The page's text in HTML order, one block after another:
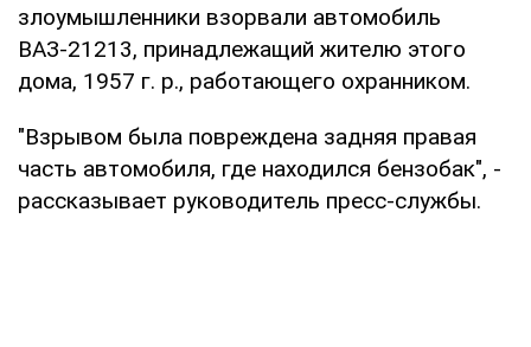
злоумышленники взорвали автомобиль
ВАЗ-21213, принадлежащий жителю этого
дома, 1957 г. р., работающего охранником.
"Взрывом была повреждена задняя правая
часть автомобиля, где находился бензобак", -
рассказывает руководитель пресс-службы.